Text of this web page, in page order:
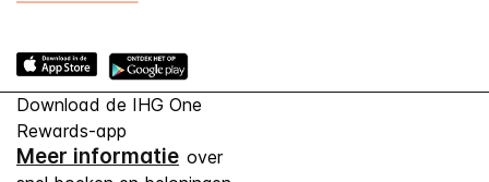
Download de IHG One
Rewards-app
Meer informatie over